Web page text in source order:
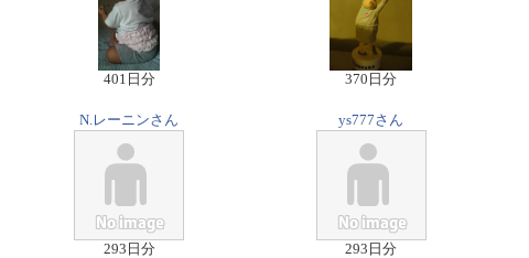
401日分 370日分
N.レーニンさん
293日分
ys777さん
293日分